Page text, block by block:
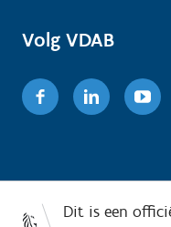
Volg VDAB
Facebook